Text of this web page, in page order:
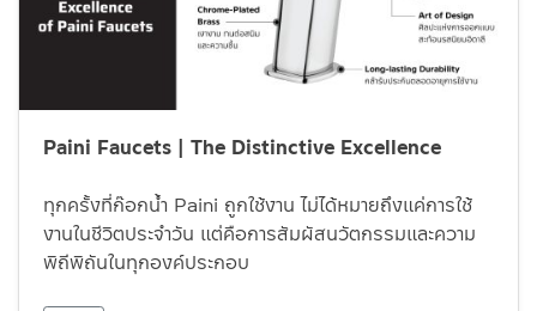
Paini Faucets | The Distinctive Excellence
ทุกครั้งที่ก๊อกน้ำ Paini ถูกใช้งาน ไม่ได้หมายถึงแค่การใช้
งานในชีวิตประจำวัน แต่คือการสัมผัสนวัตกรรมและความ
พิถีพิถันในทุกองค์ประกอบ